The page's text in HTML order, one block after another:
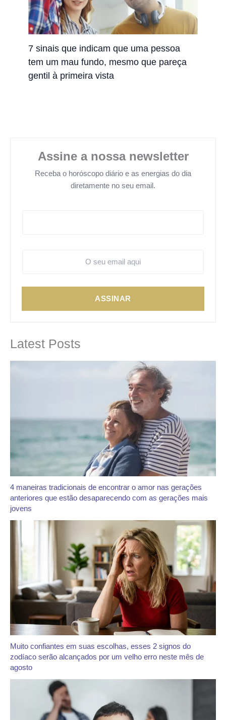
7 sinais que indicam que uma pessoa
tem um mau fundo, mesmo que pareça
gentil à primeira vista
Assine a nossa newsletter
Receba o horóscopo diário e as energias do dia
diretamente no seu email.
ASSINAR
Latest Posts
4 maneiras tradicionais de encontrar o amor nas gerações
anteriores que estão desaparecendo com as gerações mais
jovens
Muito confiantes em suas escolhas, esses 2 signos do
zodíaco serão alcançados por um velho erro neste mês de
agosto